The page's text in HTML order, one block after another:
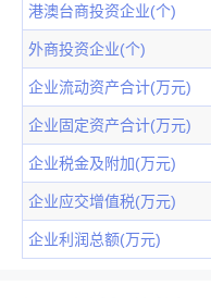
港澳台商投资企业(个)
外商投资企业(个)
企业流动资产合计(万元)
企业固定资产合计(万元)
企业税金及附加(万元)
企业应交增值税(万元)
企业利润总额(万元)